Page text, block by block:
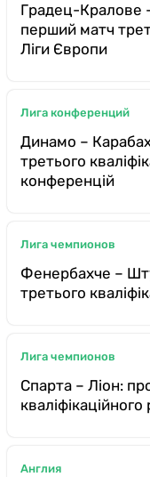
Градец-Кралове
перший матч
Ліги Європи
Лига конференций
Динамо –
третього
конференцій
Лига чемпионов
Фенербахче –
третього
Лига чемпионов
Спарта – Ліон:
Англия